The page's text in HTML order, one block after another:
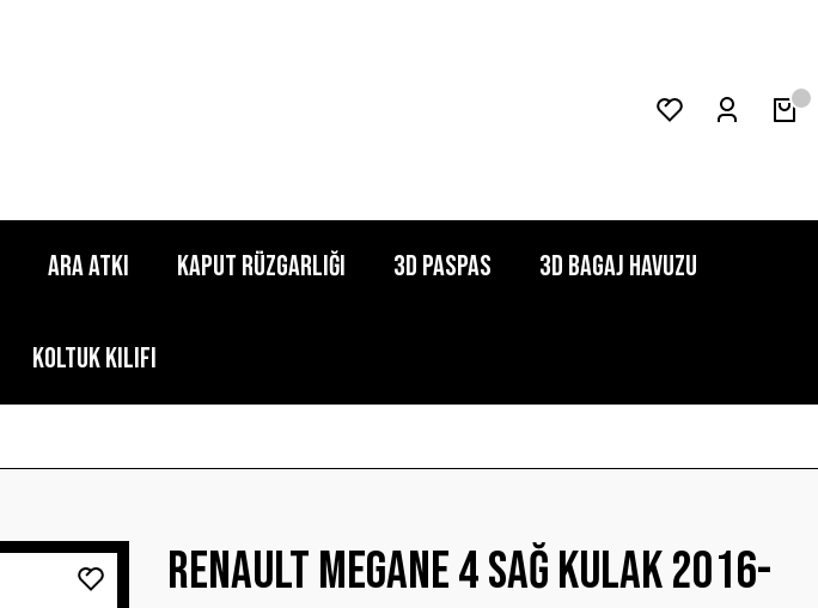
Ara Atkı Kaput Rüzgarlığı 3D Paspas 3D Bagaj Havuzu
Koltuk Kılıfı
Renault Megane 4 Sağ Kulak 2016-